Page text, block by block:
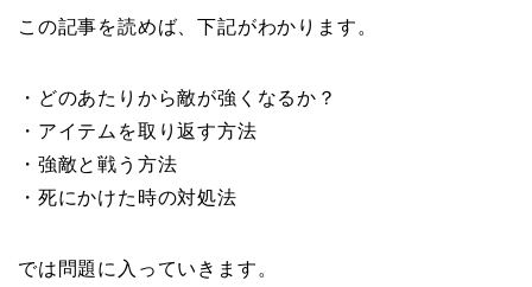
この記事を読めば、下記がわかります。
・どのあたりから敵が強くなるか？
・アイテムを取り返す方法
・強敵と戦う方法
・死にかけた時の対処法
では問題に入っていきます。